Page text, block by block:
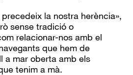
la nostra herència»,
sense tradició o
relacionar-nos amb el
que hem de
a mar oberta amb els
tenim a mà.